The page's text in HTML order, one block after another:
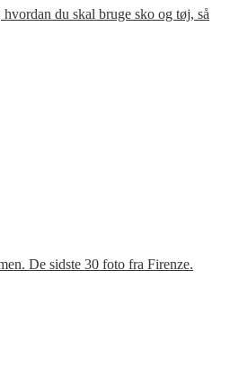
du skal bruge sko og tøj, så
De sidste 30 foto fra Firenze.